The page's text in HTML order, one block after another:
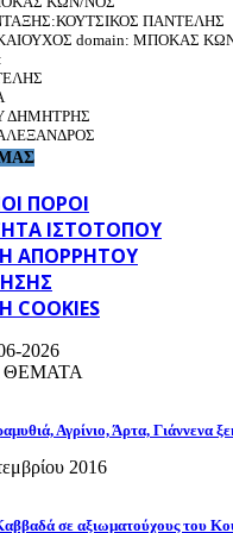
ΠΑΝΤΕΛΗΣ
domain: ΜΠΟΚΑΣ
ΔΗΜΗΤΡΗΣ
ΠΟΡΟΙ
ΙΣΤΌΤΟΠΟΥ
ΑΠΟΡΡΉΤΟΥ
COOKIES
2026
ΘΕΜΑΤΑ
Αγρίνιο, Άρτα, Γιάννενα
2016
σε αξιωματούχους του